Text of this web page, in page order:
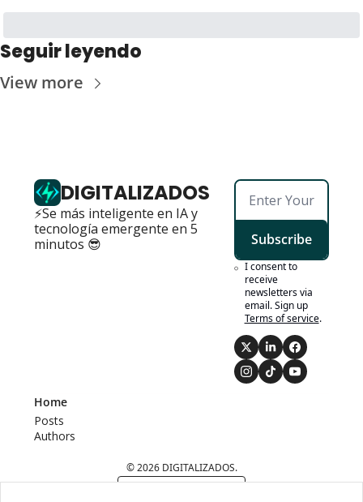
Seguir leyendo
View more
DIGITALIZADOS
⚡Se más inteligente en IA y
tecnología emergente en 5
minutos 😎
Subscribe
I consent to
receive
newsletters via
email. Sign up
Terms of service.
Home
Posts
Authors
© 2026 DIGITALIZADOS.